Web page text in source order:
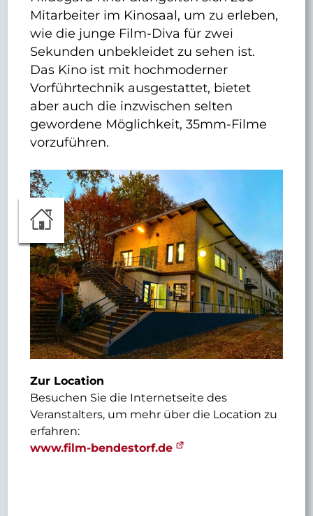
Mitarbeiter im Kinosaal, um zu erleben,
wie die junge Film-Diva für zwei
Sekunden unbekleidet zu sehen ist.
Das Kino ist mit hochmoderner
Vorführtechnik ausgestattet, bietet
aber auch die inzwischen selten
gewordene Möglichkeit, 35mm-Filme
vorzuführen.
Zur Location
Besuchen Sie die Internetseite des
Veranstalters, um mehr über die Location zu
erfahren:
www.film-bendestorf.de